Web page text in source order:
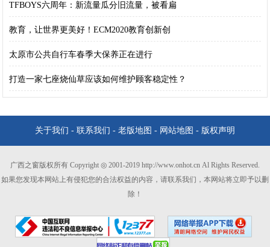
TFBOYS六周年：新流量瓜分旧流量，被看扁
教育，让世界更美好！ECM2020教育创新创
太原市公共自行车春季大保养正在进行
打造一家七座烧仙草应该如何维护顾客稳定性？
关于我们 - 联系我们 - 老版地图 - 网站地图 - 版权声明
广西之窗版权所有 Copyright ◎ 2001-2019 http://www.onhot.cn Al Rights Reserved.
如果您发现本网站上有侵犯您的合法权益的内容，请联系我们，本网站将立即予以删
除！